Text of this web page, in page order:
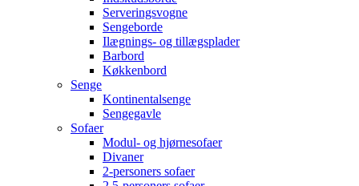
Serveringsvogne
Sengeborde
Ilægnings- og tillægsplader
Barbord
Køkkenbord
Senge
Kontinentalsenge
Sengegavle
Sofaer
Modul- og hjørnesofaer
Divaner
2-personers sofaer